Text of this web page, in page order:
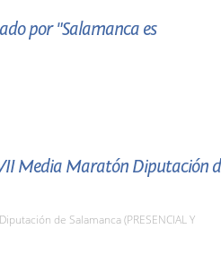
por "Salamanca es
Media Maratón Diputación
de Salamanca (PRESENCIAL Y